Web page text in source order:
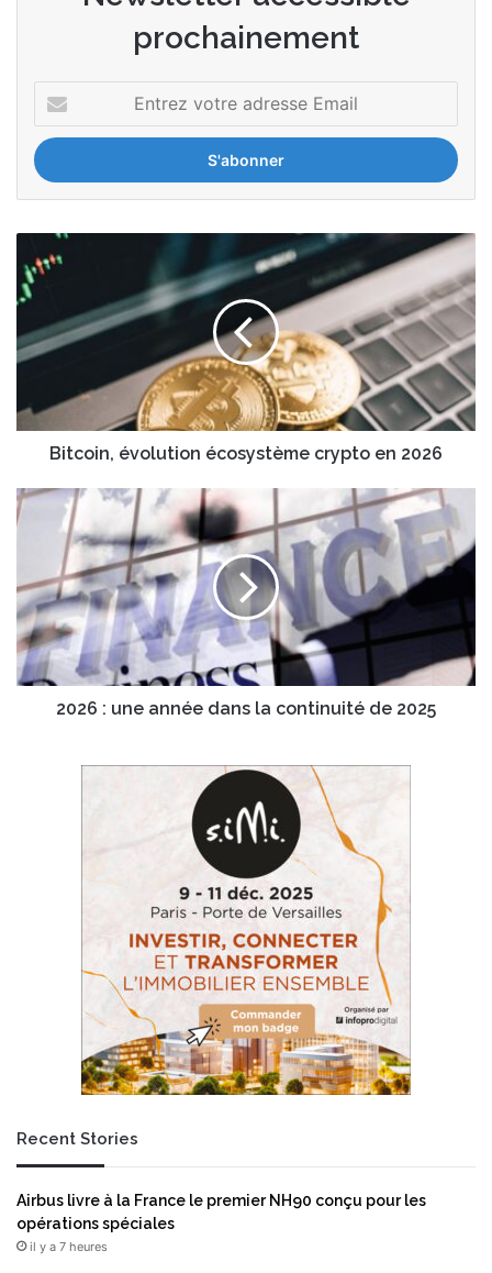
prochainement
votre
adresse
Email
Bitcoin,
évolution
écosystème
en
2026
Bitcoin, évolution écosystème crypto en 2026
2026
:
année
dans
la
continuité
de
2025
2026 : une année dans la continuité de 2025
Recent Stories
Airbus livre à la France le premier NH90 conçu pour les
opérations spéciales
il y a 7 heures